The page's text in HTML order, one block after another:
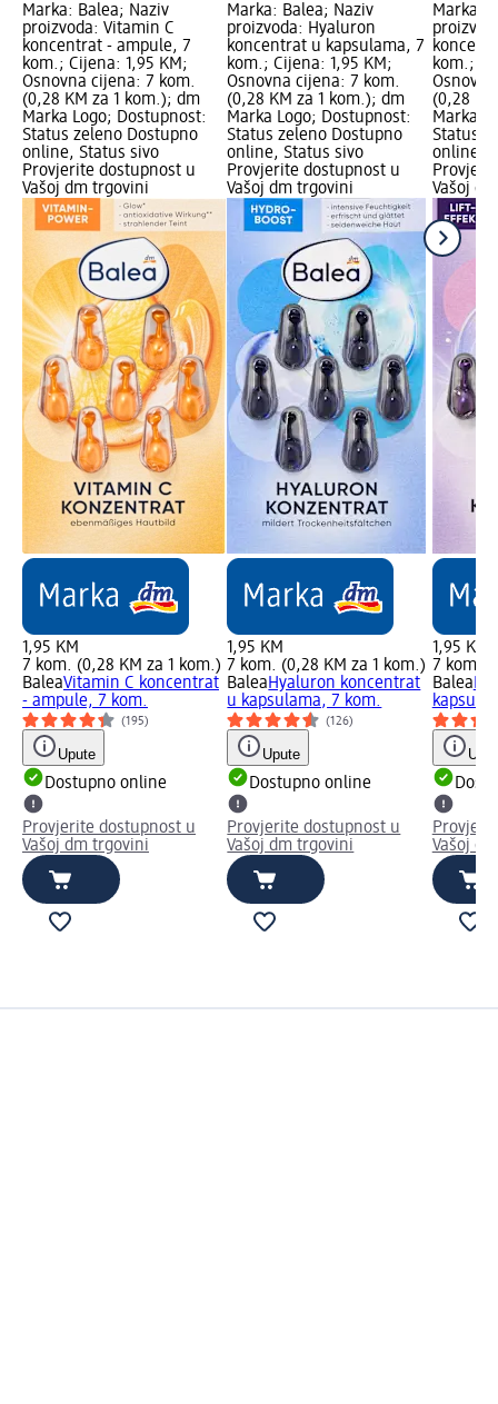
Marka: Balea; Naziv
proizvoda: Vitamin C
koncentrat - ampule, 7
kom.; Cijena: 1,95 KM;
Osnovna cijena: 7 kom.
(0,28 KM za 1 kom.); dm
Marka Logo; Dostupnost:
Status zeleno Dostupno
online, Status sivo
Provjerite dostupnost u
Vašoj dm trgovini
1,95 KM
7 kom. (0,28 KM za 1 kom.)
BaleaVitamin C koncentrat
- ampule, 7 kom.
(195)
Upute
Dostupno online
Provjerite dostupnost u
Vašoj dm trgovini
Marka: Balea; Naziv
proizvoda: Hyaluron
koncentrat u kapsulama, 7
kom.; Cijena: 1,95 KM;
Osnovna cijena: 7 kom.
(0,28 KM za 1 kom.); dm
Marka Logo; Dostupnost:
Status zeleno Dostupno
online, Status sivo
Provjerite dostupnost u
Vašoj dm trgovini
1,95 KM
7 kom. (0,28 KM za 1 kom.)
BaleaHyaluron koncentrat
u kapsulama, 7 kom.
(126)
Upute
Dostupno online
Provjerite dostupnost u
Vašoj dm trgovini
Marka:
kom.;
(0,28
Marka
Status
online,
Vašoj
1,95 KM
7 kom.
Balea
Vašoj